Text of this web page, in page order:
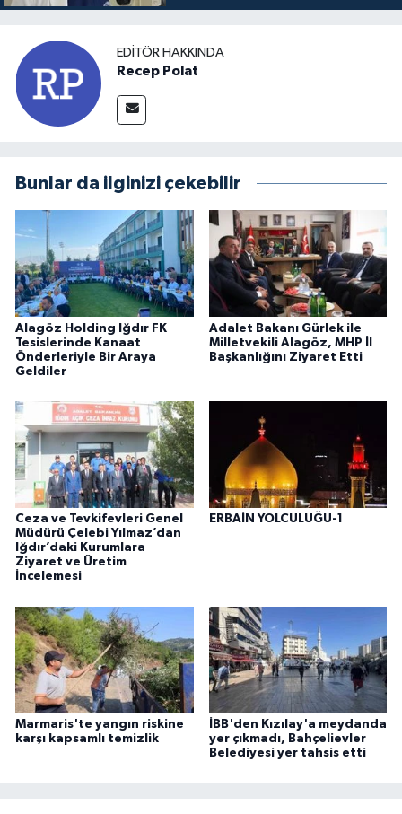
EDITÖR HAKKINDA
Recep Polat
Bunlar da ilginizi çekebilir
Alagöz Holding Iğdır FK
Tesislerinde Kanaat
Önderleriyle Bir Araya
Geldiler
Adalet Bakanı Gürlek ile
Milletvekili Alagöz, MHP İl
Başkanlığını Ziyaret Etti
Ceza ve Tevkifevleri Genel
Müdürü Çelebi Yılmaz’dan
Iğdır’daki Kurumlara
Ziyaret ve Üretim
İncelemesi
ERBAİN YOLCULUĞU-1
Marmaris'te yangın riskine
karşı kapsamlı temizlik
İBB'den Kızılay'a meydanda
yer çıkmadı, Bahçelievler
Belediyesi yer tahsis etti